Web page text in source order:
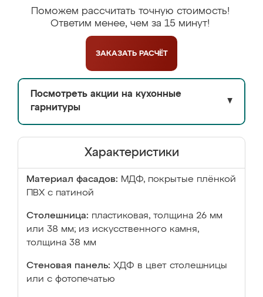
Поможем рассчитать точную стоимость!
Ответим менее, чем за 15 минут!
ЗАКАЗАТЬ РАСЧЁТ
Посмотреть акции на кухонные
гарнитуры
▼
Характеристики
Материал фасадов: МДФ, покрытые плёнкой
ПВХ с патиной
Столешница: пластиковая, толщина 26 мм
или 38 мм; из искусственного камня,
толщина 38 мм
Стеновая панель: ХДФ в цвет столешницы
или с фотопечатью